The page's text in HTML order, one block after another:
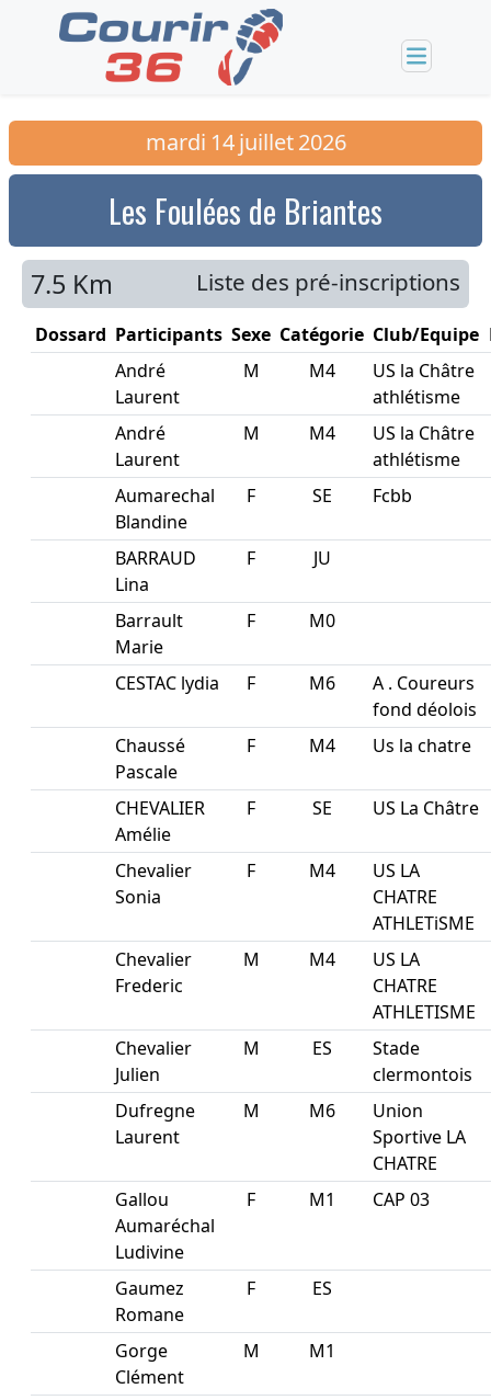
mardi 14 juillet 2026
Les Foulées de Briantes
Liste des pré-inscriptions
7.5 Km
Dossard Participants Sexe Catégorie Club/Equipe
André
Laurent
M M4
US la Châtre
athlétisme
André
Laurent
M M4
US la Châtre
athlétisme
Aumarechal
Blandine
F SE Fcbb
BARRAUD
Lina
F JU
Barrault
Marie
F M0
CESTAC lydia F M6
A . Coureurs
fond déolois
Chaussé
Pascale
F M4 Us la chatre
CHEVALIER
Amélie
F SE US La Châtre
Chevalier
Sonia
F M4
US LA
CHATRE
ATHLETiSME
Chevalier
Frederic
M M4
US LA
CHATRE
ATHLETISME
Chevalier
Julien
M ES
Stade
clermontois
Dufregne
Laurent
M M6
Union
Sportive LA
CHATRE
Gallou
Aumaréchal
Ludivine
F M1 CAP 03
Gaumez
Romane
F ES
Gorge
Clément
M M1